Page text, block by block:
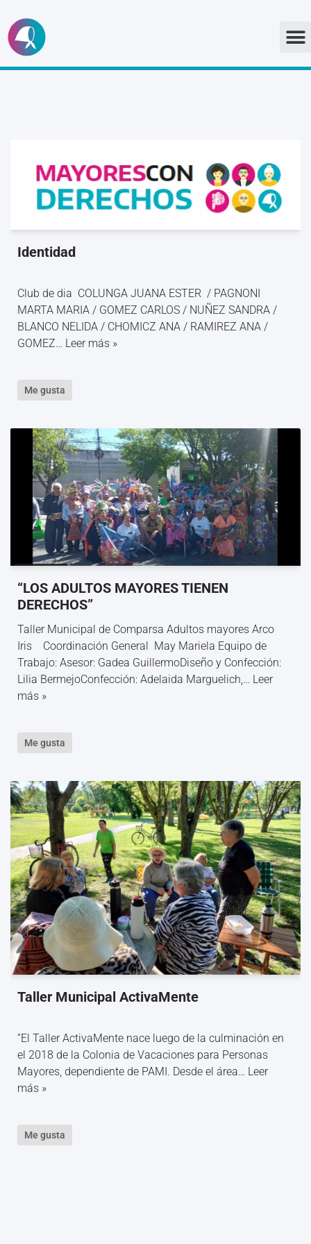
Ir
al
Identidad
Club de dia COLUNGA JUANA ESTER / PAGNONI
MARTA MARIA / GOMEZ CARLOS / NUÑEZ SANDRA /
BLANCO NELIDA / CHOMICZ ANA / RAMIREZ ANA /
GOMEZ… Leer más »
Me gusta
“LOS ADULTOS MAYORES TIENEN
DERECHOS”
Taller Municipal de Comparsa Adultos mayores Arco
Iris Coordinación General May Mariela Equipo de
Trabajo: Asesor: Gadea GuillermoDiseño y Confección:
Lilia BermejoConfección: Adelaida Marguelich,… Leer
más »
Me gusta
Taller Municipal ActivaMente
“El Taller ActivaMente nace luego de la culminación en
el 2018 de la Colonia de Vacaciones para Personas
Mayores, dependiente de PAMI. Desde el área… Leer
más »
Me gusta